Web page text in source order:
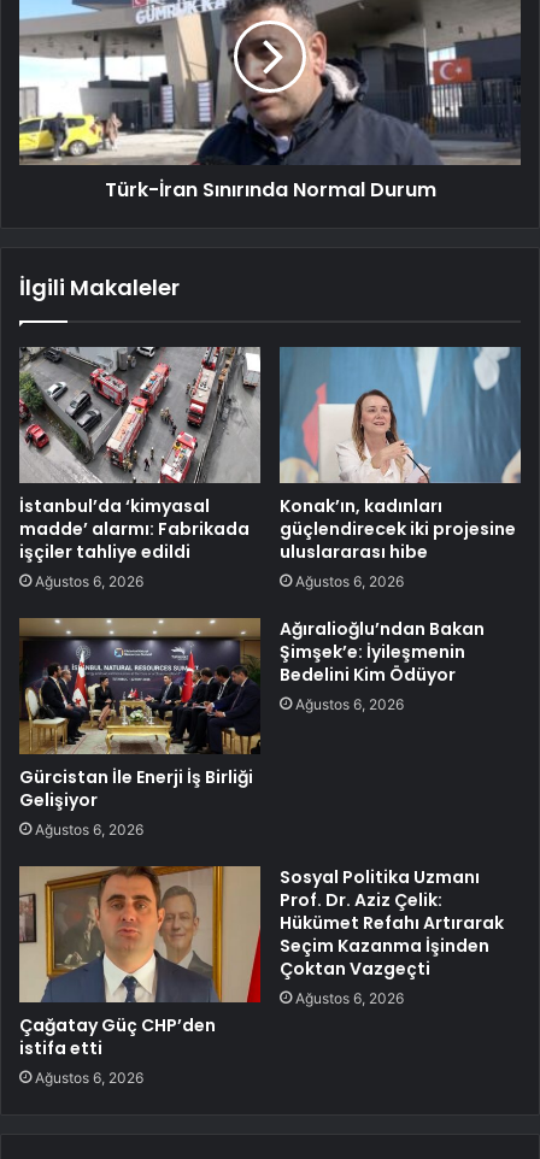
Türk-İran Sınırında Normal Durum
İlgili Makaleler
İstanbul’da ‘kimyasal
madde’ alarmı: Fabrikada
işçiler tahliye edildi
Ağustos 6, 2026
Konak’ın, kadınları
güçlendirecek iki projesine
uluslararası hibe
Ağustos 6, 2026
Gürcistan İle Enerji İş Birliği
Gelişiyor
Ağustos 6, 2026
Ağıralioğlu’ndan Bakan
Şimşek’e: İyileşmenin
Bedelini Kim Ödüyor
Ağustos 6, 2026
Çağatay Güç CHP’den
istifa etti
Ağustos 6, 2026
Sosyal Politika Uzmanı
Prof. Dr. Aziz Çelik:
Hükümet Refahı Artırarak
Seçim Kazanma İşinden
Çoktan Vazgeçti
Ağustos 6, 2026